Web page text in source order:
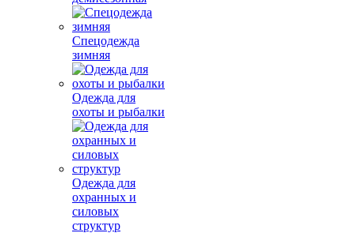
Спецодежда
зимняя
Одежда для
охоты и рыбалки
Одежда для
охранных и
силовых
структур